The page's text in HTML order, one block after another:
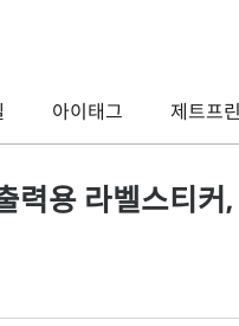
아이태그 제트프
력용 라벨스티